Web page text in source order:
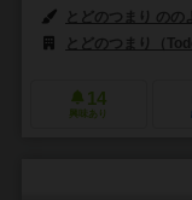
とどのつまり のの
とどのつまり（
14
興味あり